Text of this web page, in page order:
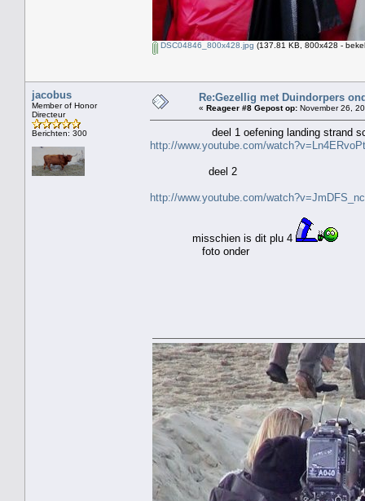
DSC04846_800x428.jpg (137.81 KB, 800x428 -
jacobus
Member of Honor
Directeur
Berichten: 300
Re:Gezellig met Duindorpers
« Reageer #8 Gepost op: November 26,
deel 1 oefening landing strand
http://www.youtube.com/
deel 2
http://www.youtube.com/
misschien is dit plu 4
foto onder